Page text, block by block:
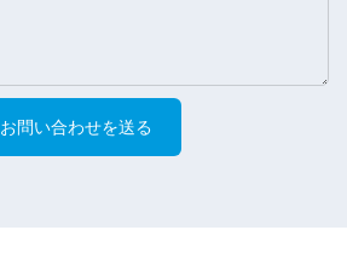
お問い合わせを送る